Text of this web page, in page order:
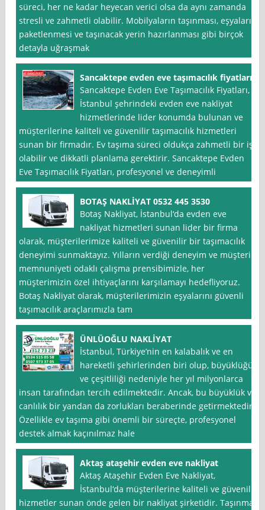
süreci, her ne kadar heyecan verici olsa da aynı zamanda
stresli ve zahmetli olabilir. Mobilyaların taşınması, eşyaların
paketlenmesi ve taşınacak yerin hazırlanması gibi birçok
detayla uğraşmak
Sancaktepe evden eve taşımacılık fiyatları
Sancaktepe Evden Eve Taşımacılık Fiyatları,
İstanbul şehrindeki evden eve nakliyat
hizmetlerinde lider konumda bulunan ve
müşterilerine kaliteli ve güvenilir taşımacılık hizmetleri
sunan bir firmadır. Ev taşıma süreci oldukça zahmetli bir iş
olabilir ve dikkatli planlama gerektirir. Sancaktepe Evden
Eve Taşımacılık Fiyatları, profesyonel ve deneyimli
BOTAŞ NAKLİYAT 0532 445 3530
Botaş Nakliyat, İstanbul‘da evden eve
nakliyat hizmetleri sunan lider bir firma
olarak, müşterilerimize kaliteli ve güvenilir bir taşımacılık
deneyimi sunmaktayız. Yılların verdiği deneyim ve müşteri
memnuniyeti odaklı çalışma prensibimizle, her
müşterimizin özel ihtiyaçlarını karşılamayı hedefliyoruz.
Botaş Nakliyat olarak, müşterilerimizin eşyalarını güvenli
taşımacılık araçlarımızla tam
ÜNLÜOĞLU NAKLİYAT
İstanbul, Türkiye’nin en kalabalık ve en
hareketli şehirlerinden biri olup, büyüklüğü
ve çeşitliliği nedeniyle her yıl milyonlarca
insan tarafından tercih edilmektedir. Ancak, bu büyüklük ve
canlılık bir yandan da zorlukları beraberinde getirmektedir.
Özellikle ev taşıma gibi önemli bir süreçte, profesyonel
destek almak kaçınılmaz hale
Aktaş ataşehir evden eve nakliyat
Aktaş Ataşehir Evden Eve Nakliyat,
İstanbul‘da müşterilerine kaliteli ve güvenilir
hizmetler sunan önde gelen bir nakliyat şirketidir. Taşınma